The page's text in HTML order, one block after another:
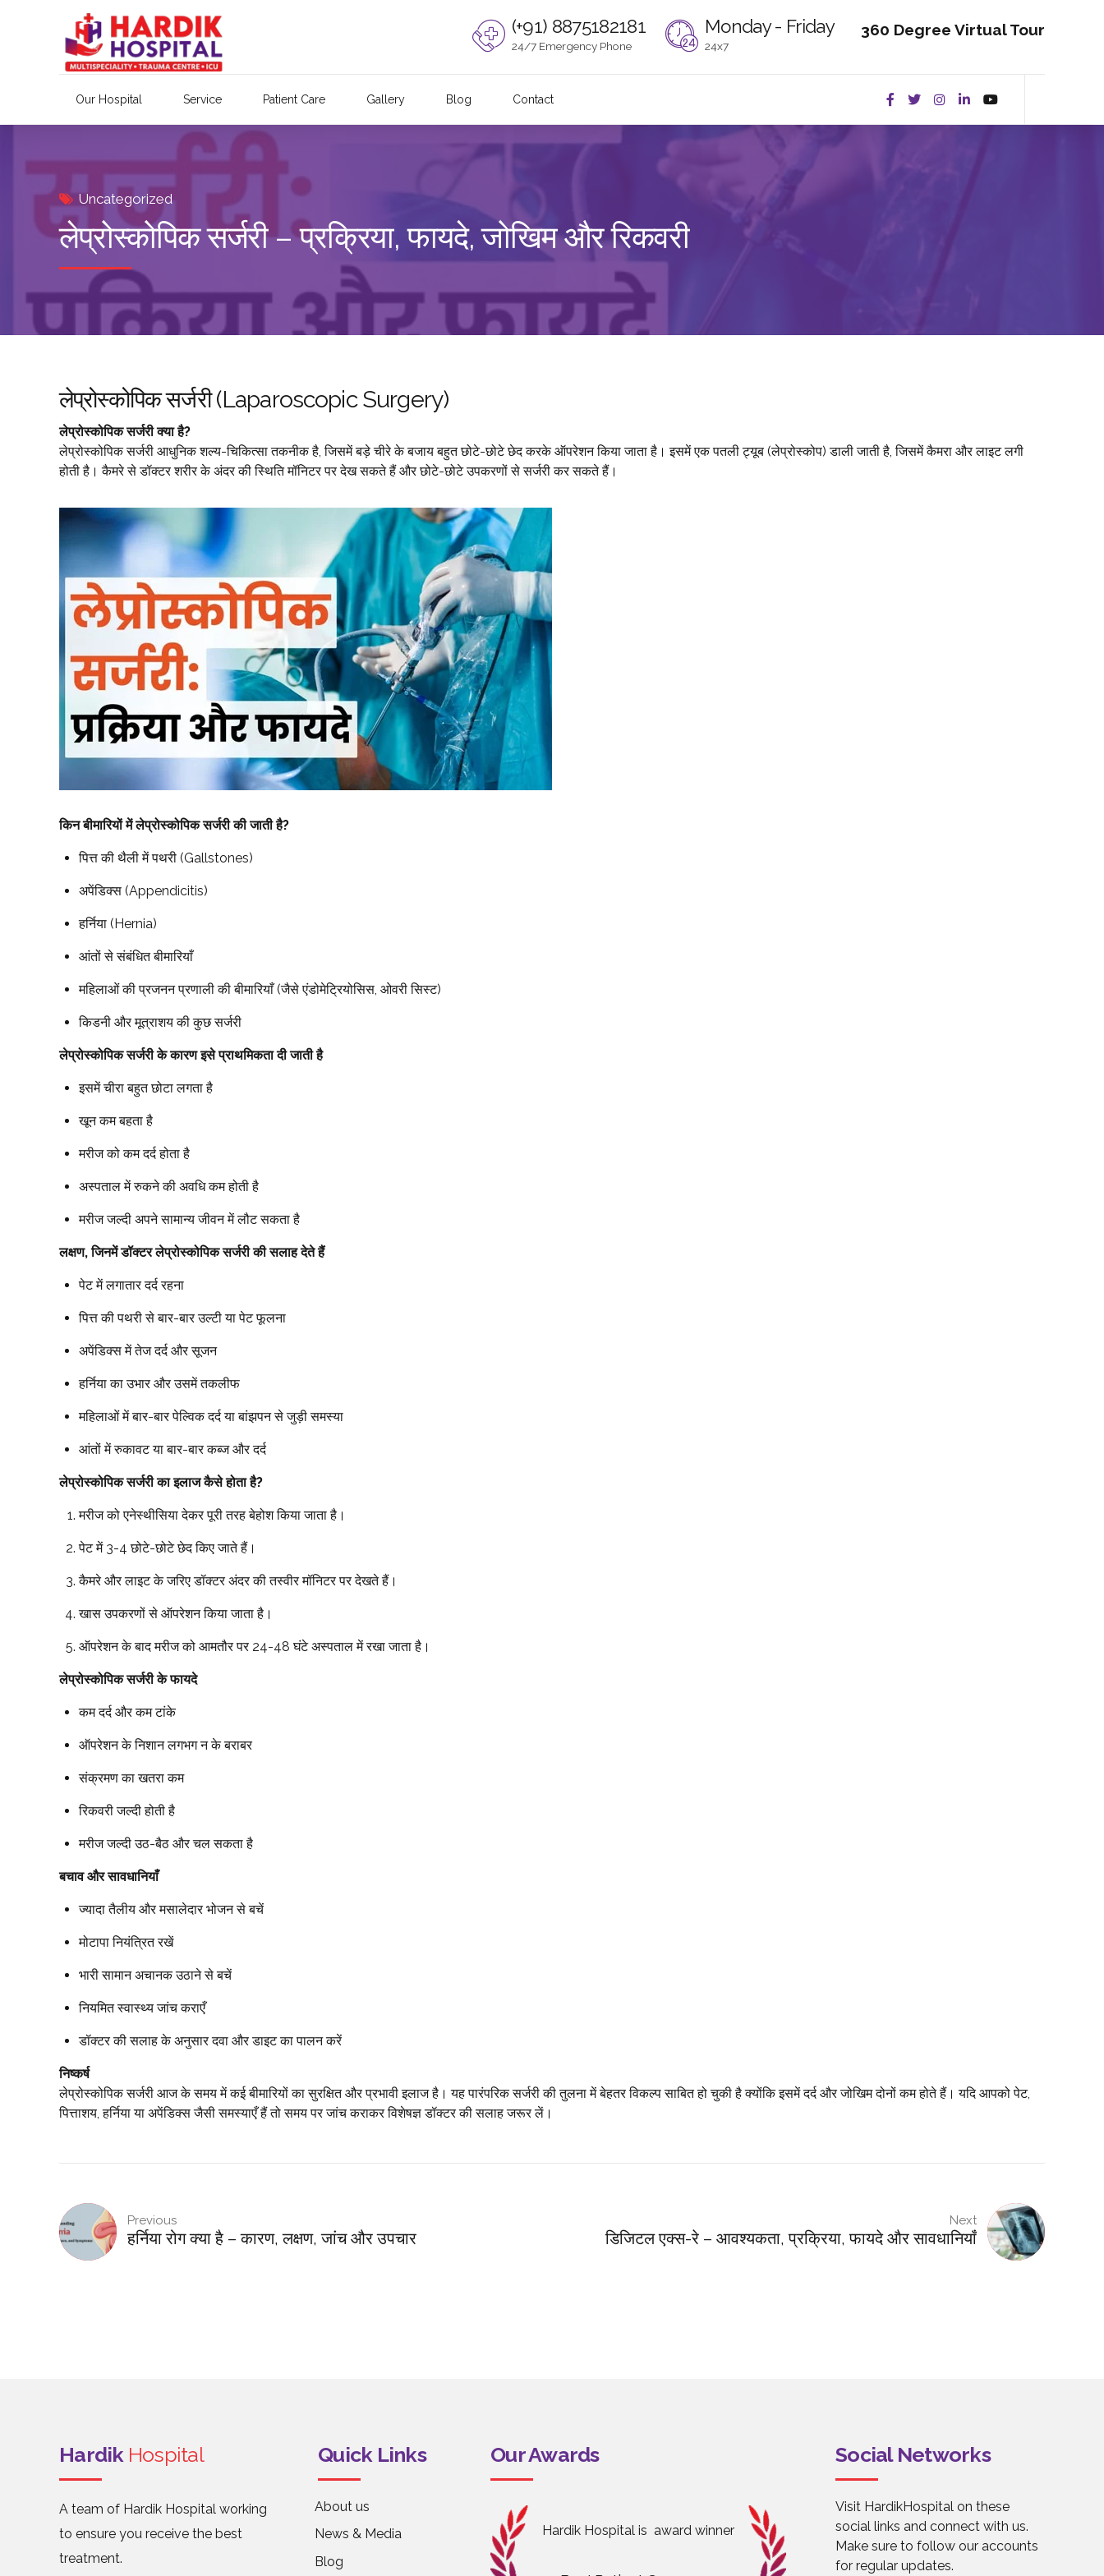
(+91) 8875182181
24/7 Emergency Phone
Monday - Friday
24x7
360 Degree Virtual Tour
Our Hospital Service Patient Care Gallery Blog Contact
Uncategorized
लेप्रोस्कोपिक सर्जरी – प्रक्रिया, फायदे, जोखिम और रिकवरी
लेप्रोस्कोपिक सर्जरी (Laparoscopic Surgery)
लेप्रोस्कोपिक सर्जरी क्या है?
लेप्रोस्कोपिक सर्जरी आधुनिक शल्य-चिकित्सा तकनीक है, जिसमें बड़े चीरे के बजाय बहुत छोटे-छोटे छेद करके ऑपरेशन किया जाता है। इसमें एक पतली ट्यूब (लेप्रोस्कोप) डाली जाती है, जिसमें कैमरा और लाइट लगी
होती है। कैमरे से डॉक्टर शरीर के अंदर की स्थिति मॉनिटर पर देख सकते हैं और छोटे-छोटे उपकरणों से सर्जरी कर सकते हैं।
किन बीमारियों में लेप्रोस्कोपिक सर्जरी की जाती है?
पित्त की थैली में पथरी (Gallstones)
अपेंडिक्स (Appendicitis)
हर्निया (Hernia)
आंतों से संबंधित बीमारियाँ
महिलाओं की प्रजनन प्रणाली की बीमारियाँ (जैसे एंडोमेट्रियोसिस, ओवरी सिस्ट)
किडनी और मूत्राशय की कुछ सर्जरी
लेप्रोस्कोपिक सर्जरी के कारण इसे प्राथमिकता दी जाती है
इसमें चीरा बहुत छोटा लगता है
खून कम बहता है
मरीज को कम दर्द होता है
अस्पताल में रुकने की अवधि कम होती है
मरीज जल्दी अपने सामान्य जीवन में लौट सकता है
लक्षण, जिनमें डॉक्टर लेप्रोस्कोपिक सर्जरी की सलाह देते हैं
पेट में लगातार दर्द रहना
पित्त की पथरी से बार-बार उल्टी या पेट फूलना
अपेंडिक्स में तेज दर्द और सूजन
हर्निया का उभार और उसमें तकलीफ
महिलाओं में बार-बार पेल्विक दर्द या बांझपन से जुड़ी समस्या
आंतों में रुकावट या बार-बार कब्ज और दर्द
लेप्रोस्कोपिक सर्जरी का इलाज कैसे होता है?
मरीज को एनेस्थीसिया देकर पूरी तरह बेहोश किया जाता है।
पेट में 3-4 छोटे-छोटे छेद किए जाते हैं।
कैमरे और लाइट के जरिए डॉक्टर अंदर की तस्वीर मॉनिटर पर देखते हैं।
खास उपकरणों से ऑपरेशन किया जाता है।
ऑपरेशन के बाद मरीज को आमतौर पर 24-48 घंटे अस्पताल में रखा जाता है।
लेप्रोस्कोपिक सर्जरी के फायदे
कम दर्द और कम टांके
ऑपरेशन के निशान लगभग न के बराबर
संक्रमण का खतरा कम
रिकवरी जल्दी होती है
मरीज जल्दी उठ-बैठ और चल सकता है
बचाव और सावधानियाँ
ज्यादा तैलीय और मसालेदार भोजन से बचें
मोटापा नियंत्रित रखें
भारी सामान अचानक उठाने से बचें
नियमित स्वास्थ्य जांच कराएँ
डॉक्टर की सलाह के अनुसार दवा और डाइट का पालन करें
निष्कर्ष
लेप्रोस्कोपिक सर्जरी आज के समय में कई बीमारियों का सुरक्षित और प्रभावी इलाज है। यह पारंपरिक सर्जरी की तुलना में बेहतर विकल्प साबित हो चुकी है क्योंकि इसमें दर्द और जोखिम दोनों कम होते हैं। यदि आपको पेट,
पित्ताशय, हर्निया या अपेंडिक्स जैसी समस्याएँ हैं तो समय पर जांच कराकर विशेषज्ञ डॉक्टर की सलाह जरूर लें।
Previous
हर्निया रोग क्या है – कारण, लक्षण, जांच और उपचार
Next
डिजिटल एक्स-रे – आवश्यकता, प्रक्रिया, फायदे और सावधानियाँ
Hardik Hospital
A team of Hardik Hospital working
to ensure you receive the best
treatment.
Quick Links
About us
News & Media
Blog
Our Awards
Hardik Hospital is award winner
Social Networks
Visit HardikHospital on these
social links and connect with us.
Make sure to follow our accounts
for regular updates.